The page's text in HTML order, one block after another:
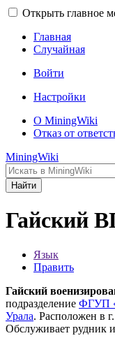
Открыть главное
Главная
Случайная
Войти
Настройки
О MiningWiki
Отказ от
MiningWiki
Найти
Гайский
Язык
Править
Гайский
подразделение ФГУП
Урала. Расположен в
Обслуживает рудник